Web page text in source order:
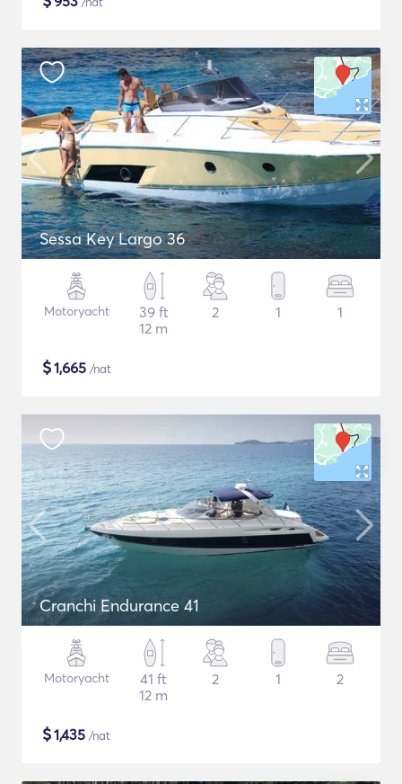
Sessa Key Largo 36
Motoryacht
39 ft
12 m
2 1 1
$1,665 /nat
Cranchi Endurance 41
Motoryacht
41 ft
12 m
2 1 2
$1,435 /nat